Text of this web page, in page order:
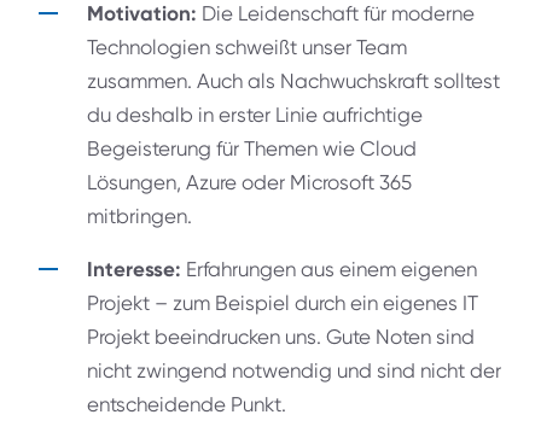
Motivation: Die Leidenschaft für moderne
Technologien schweißt unser Team
zusammen. Auch als Nachwuchskraft solltest
du deshalb in erster Linie aufrichtige
Begeisterung für Themen wie Cloud
Lösungen, Azure oder Microsoft 365
mitbringen.
Interesse: Erfahrungen aus einem eigenen
Projekt – zum Beispiel durch ein eigenes IT
Projekt beeindrucken uns. Gute Noten sind
nicht zwingend notwendig und sind nicht der
entscheidende Punkt.